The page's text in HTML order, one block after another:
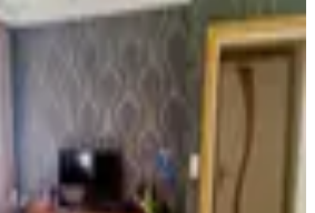
Kavaklı Mahallesi
28.06.2026